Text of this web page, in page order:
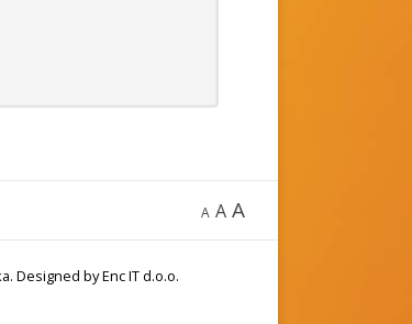
A A A
Designed by Enc IT d.o.o.